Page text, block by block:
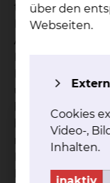
therapeutische
Krankenhaus.
Angehörige bei
und Ihr Leben in
beruflicher und
mit Ihnen
über den
Webseiten.
Cookies
Video-,
Inhalten.